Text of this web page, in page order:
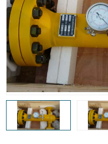
化工盐酸气聚结器